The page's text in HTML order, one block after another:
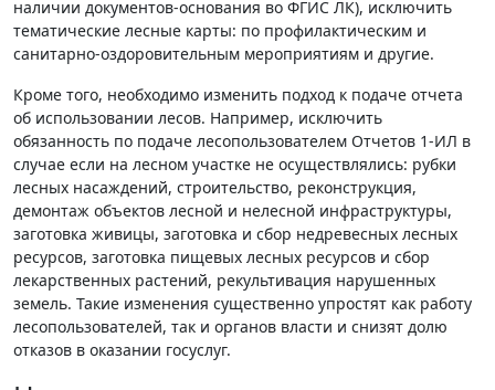
наличии документов-основания во ФГИС ЛК), исключить
тематические лесные карты: по профилактическим и
санитарно-оздоровительным мероприятиям и другие.
Кроме того, необходимо изменить подход к подаче отчета
об использовании лесов. Например, исключить
обязанность по подаче лесопользователем Отчетов 1-ИЛ в
случае если на лесном участке не осуществлялись: рубки
лесных насаждений, строительство, реконструкция,
демонтаж объектов лесной и нелесной инфраструктуры,
заготовка живицы, заготовка и сбор недревесных лесных
ресурсов, заготовка пищевых лесных ресурсов и сбор
лекарственных растений, рекультивация нарушенных
земель. Такие изменения существенно упростят как работу
лесопользователей, так и органов власти и снизят долю
отказов в оказании госуслуг.